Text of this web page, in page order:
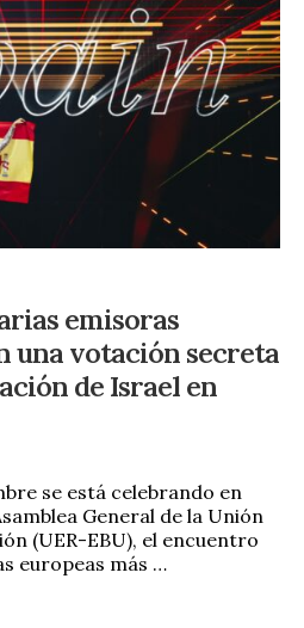
emisoras
una votación secreta
de Israel en
se está celebrando en
General de la Unión
(UER-EBU), el encuentro
europeas más …